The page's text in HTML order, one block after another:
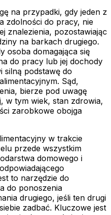
na przypadki, gdy jeden z
zdolności do pracy, nie
znalezienia, pozostawiając
na barkach drugiego.
osoba domagająca się
do pracy lub jej dochody
silną podstawę do
Sąd,
bierze pod uwagę
w tym wiek, stan zdrowia,
zarobkowe obojga
w trakcie
przede wszystkim
domowego i
to narzędzie do
do ponoszenia
drugiego, jeśli ten drugi
zadbać. Kluczowe jest